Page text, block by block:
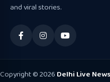
and viral stories.
Copyright © 2026 Delhi Live News